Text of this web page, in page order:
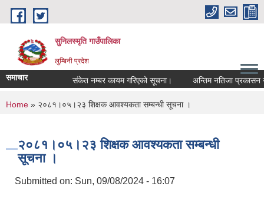
Skip to main content
सुनिलस्मृति गाउँपालिका
लुम्बिनी प्रदेश
समाचार संकेत नम्बर कायम गरिएको सूचना। अन्तिम नतिजा प्रकासन
You are here
Home » २०८१।०५।२३ शिक्षक आवश्यकता सम्बन्धी सूचना ।
२०८१।०५।२३ शिक्षक आवश्यकता सम्बन्धी
सूचना ।
Submitted on: Sun, 09/08/2024 - 16:07